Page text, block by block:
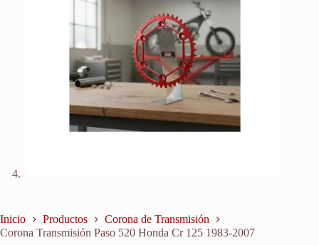
Inicio Productos
Corona de Transmisión
Corona Transmisión Paso 520 Honda Cr 125 1983-2007